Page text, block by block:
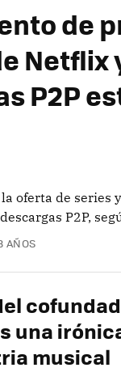
de
Netflix
P2P
oferta de series
P2P,
AÑOS
una
musical